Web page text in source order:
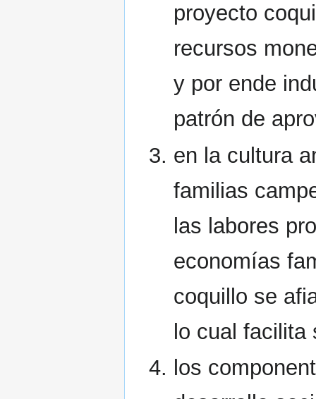
proyecto
recursos
y por ende
patrón de
en la cultura
familias
las labores
economías
coquillo se
lo cual facilita
los